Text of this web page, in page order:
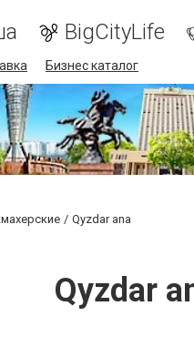
BigCityLife
Бизнес каталог
Qyzdar ana
Qyzdar